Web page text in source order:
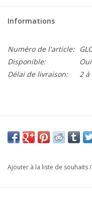
Informations
Numéro de l'article:
Disponible:
Oui
Délai de livraison:
2 à
Ajouter à la liste de souhaits/